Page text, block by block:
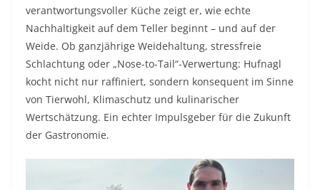
verantwortungsvoller Küche zeigt er, wie echte
Nachhaltigkeit auf dem Teller beginnt – und auf der
Weide. Ob ganzjährige Weidehaltung, stressfreie
Schlachtung oder „Nose-to-Tail“-Verwertung: Hufnagl
kocht nicht nur raffiniert, sondern konsequent im Sinne
von Tierwohl, Klimaschutz und kulinarischer
Wertschätzung. Ein echter Impulsgeber für die Zukunft
der Gastronomie.